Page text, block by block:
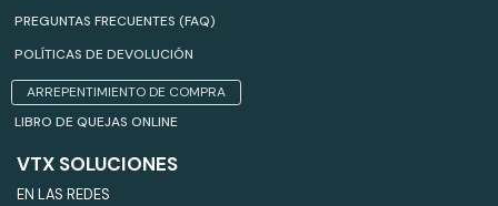
PREGUNTAS FRECUENTES (FAQ)
POLÍTICAS DE DEVOLUCIÓN
ARREPENTIMIENTO DE COMPRA
LIBRO DE QUEJAS ONLINE
VTX SOLUCIONES
EN LAS REDES